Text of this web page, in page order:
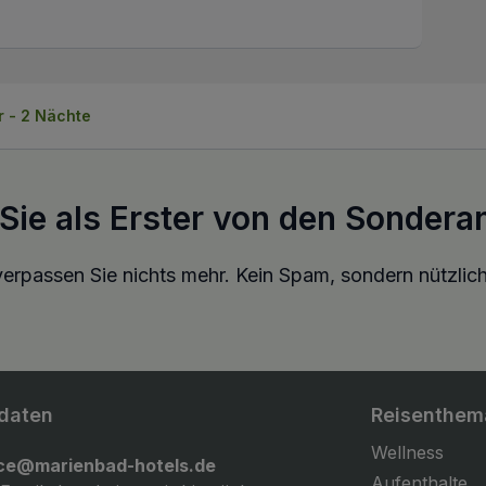
- 2 Nächte
als Erster von den
Sie nichts mehr. Kein Spam, sondern
hotels.de
Wellness